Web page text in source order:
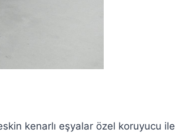
kenarlı eşyalar özel koruyucu ile